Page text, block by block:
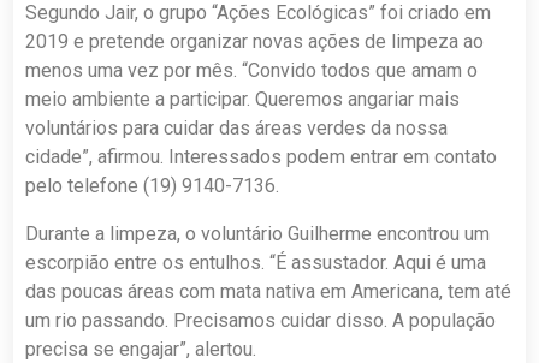
Segundo Jair, o grupo “Ações Ecológicas” foi criado em
2019 e pretende organizar novas ações de limpeza ao
menos uma vez por mês. “Convido todos que amam o
meio ambiente a participar. Queremos angariar mais
voluntários para cuidar das áreas verdes da nossa
cidade”, afirmou. Interessados podem entrar em contato
pelo telefone (19) 9140-7136.
Durante a limpeza, o voluntário Guilherme encontrou um
escorpião entre os entulhos. “É assustador. Aqui é uma
das poucas áreas com mata nativa em Americana, tem até
um rio passando. Precisamos cuidar disso. A população
precisa se engajar”, alertou.